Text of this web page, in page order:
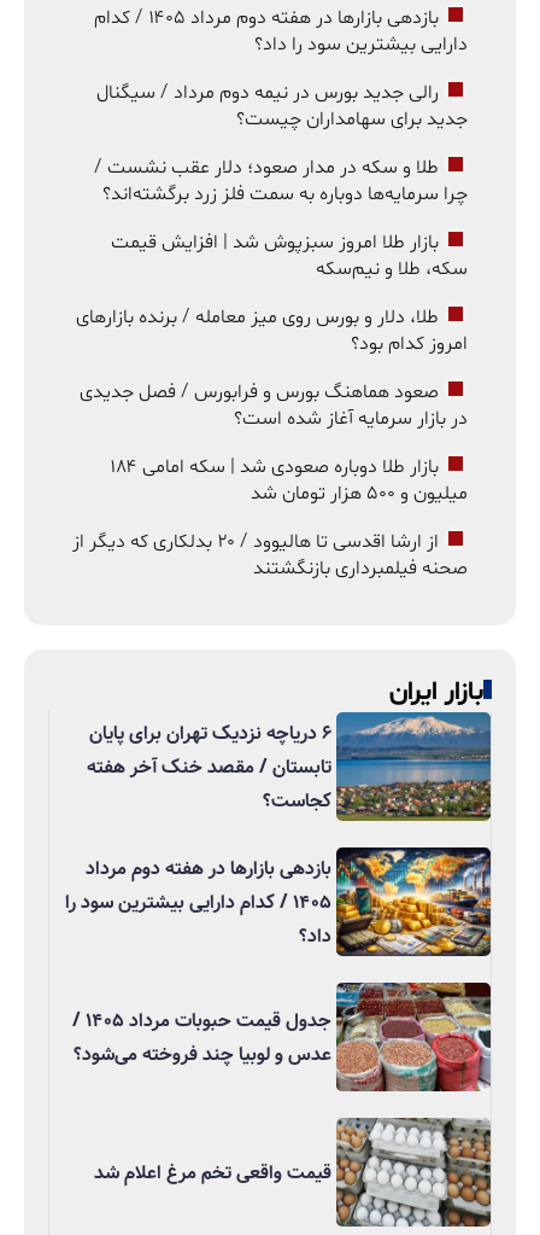
بازدهی بازارها در هفته دوم مرداد ۱۴۰۵ / کدام
دارایی بیشترین سود را داد؟
رالی جدید بورس در نیمه دوم مرداد / سیگنال
جدید برای سهامداران چیست؟
طلا و سکه در مدار صعود؛ دلار عقب نشست /
چرا سرمایه‌ها دوباره به سمت فلز زرد برگشته‌اند؟
بازار طلا امروز سبزپوش شد | افزایش قیمت
سکه، طلا و نیم‌سکه
طلا، دلار و بورس روی میز معامله / برنده بازارهای
امروز کدام بود؟
صعود هماهنگ بورس و فرابورس / فصل جدیدی
در بازار سرمایه آغاز شده است؟
بازار طلا دوباره صعودی شد | سکه امامی ۱۸۴
میلیون و ۵۰۰ هزار تومان شد
از ارشا اقدسی تا هالیوود / ۲۰ بدلکاری که دیگر از
صحنه فیلمبرداری بازنگشتند
بازار ایران
۶ دریاچه نزدیک تهران برای پایان
تابستان / مقصد خنک آخر هفته
کجاست؟
بازدهی بازارها در هفته دوم مرداد
۱۴۰۵ / کدام دارایی بیشترین سود را
داد؟
جدول قیمت حبوبات مرداد ۱۴۰۵ /
عدس و لوبیا چند فروخته می‌شود؟
قیمت واقعی تخم مرغ اعلام شد